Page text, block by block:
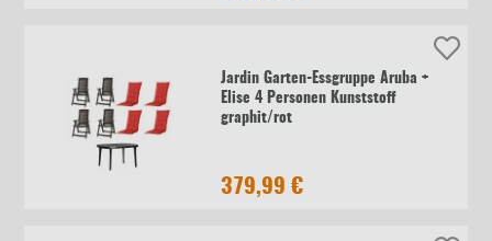
Jardin Garten-Essgruppe Aruba +
Elise 4 Personen Kunststoff
graphit/rot
379,99 €